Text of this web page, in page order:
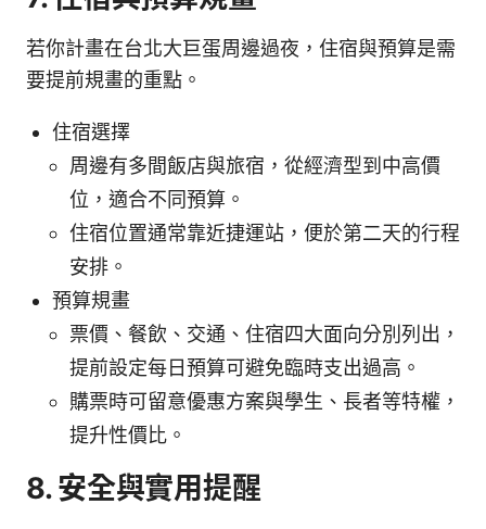
若你計畫在台北大巨蛋周邊過夜，住宿與預算是需
要提前規畫的重點。
住宿選擇
周邊有多間飯店與旅宿，從經濟型到中高價
位，適合不同預算。
住宿位置通常靠近捷運站，便於第二天的行程
安排。
預算規畫
票價、餐飲、交通、住宿四大面向分別列出，
提前設定每日預算可避免臨時支出過高。
購票時可留意優惠方案與學生、長者等特權，
提升性價比。
8. 安全與實用提醒